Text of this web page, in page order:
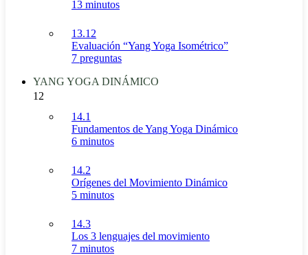
13 minutos
13.12
Evaluación “Yang Yoga Isométrico”
7 preguntas
YANG YOGA DINÁMICO
12
14.1
Fundamentos de Yang Yoga Dinámico
6 minutos
14.2
Orígenes del Movimiento Dinámico
5 minutos
14.3
Los 3 lenguajes del movimiento
7 minutos